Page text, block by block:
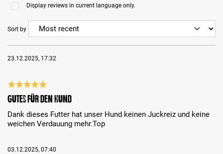
Display reviews in current language only.
Sort by
23.12.2025, 17:32
Review with rating of 5 out of 5 stars
Gutes für den Hund
Dank dieses Futter hat unser Hund keinen Juckreiz und keine
weichen Verdauung mehr.Top
03.12.2025, 07:40